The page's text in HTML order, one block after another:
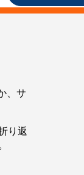
、サ
り返